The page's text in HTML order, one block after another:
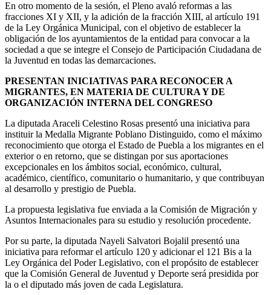
En otro momento de la sesión, el Pleno avaló reformas a las
fracciones XI y XII, y la adición de la fracción XIII, al artículo 191
de la Ley Orgánica Municipal, con el objetivo de establecer la
obligación de los ayuntamientos de la entidad para convocar a la
sociedad a que se integre el Consejo de Participación Ciudadana de
la Juventud en todas las demarcaciones.
PRESENTAN INICIATIVAS PARA RECONOCER A
MIGRANTES, EN MATERIA DE CULTURA Y DE
ORGANIZACIÓN INTERNA DEL CONGRESO
La diputada Araceli Celestino Rosas presentó una iniciativa para
instituir la Medalla Migrante Poblano Distinguido, como el máximo
reconocimiento que otorga el Estado de Puebla a los migrantes en el
exterior o en retorno, que se distingan por sus aportaciones
excepcionales en los ámbitos social, económico, cultural,
académico, científico, comunitario o humanitario, y que contribuyan
al desarrollo y prestigio de Puebla.
La propuesta legislativa fue enviada a la Comisión de Migración y
Asuntos Internacionales para su estudio y resolución procedente.
Por su parte, la diputada Nayeli Salvatori Bojalil presentó una
iniciativa para reformar el artículo 120 y adicionar el 121 Bis a la
Ley Orgánica del Poder Legislativo, con el propósito de establecer
que la Comisión General de Juventud y Deporte será presidida por
la o el diputado más joven de cada Legislatura.